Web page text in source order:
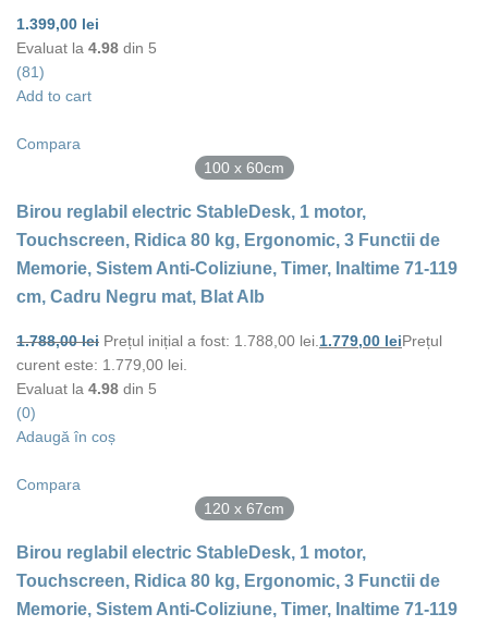
1.399,00 lei
Evaluat la 4.98 din 5
(81)
Add to cart
Compara
100 x 60cm
Birou reglabil electric StableDesk, 1 motor,
Touchscreen, Ridica 80 kg, Ergonomic, 3 Functii de
Memorie, Sistem Anti-Coliziune, Timer, Inaltime 71-119
cm, Cadru Negru mat, Blat Alb
1.788,00lei Prețul inițial a fost: 1.788,00 lei. 1.779,00 leiPrețul
curent este: 1.779,00 lei.
Evaluat la 4.98 din 5
(0)
Adaugă în coș
Compara
120 x 67cm
Birou reglabil electric StableDesk, 1 motor,
Touchscreen, Ridica 80 kg, Ergonomic, 3 Functii de
Memorie, Sistem Anti-Coliziune, Timer, Inaltime 71-119